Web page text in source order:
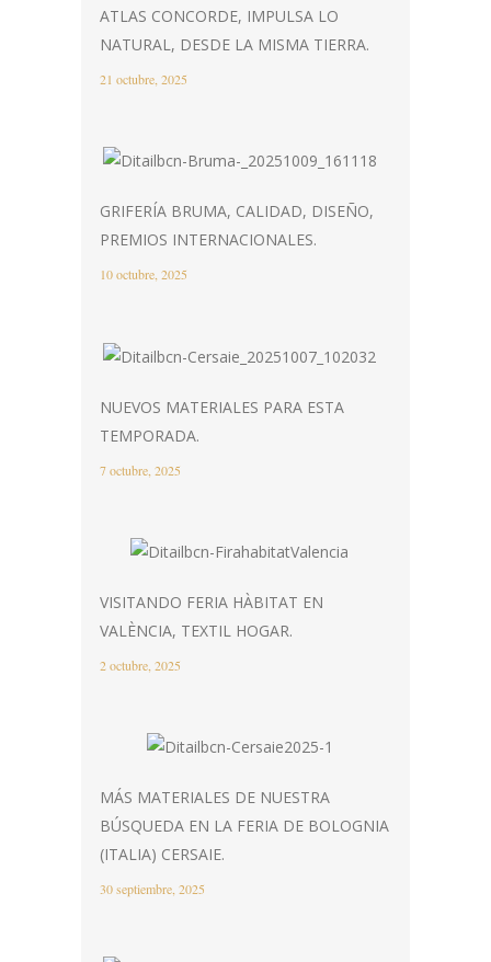
ATLAS CONCORDE, IMPULSA LO
NATURAL, DESDE LA MISMA TIERRA.
21 octubre, 2025
GRIFERÍA BRUMA, CALIDAD, DISEÑO,
PREMIOS INTERNACIONALES.
10 octubre, 2025
NUEVOS MATERIALES PARA ESTA
TEMPORADA.
7 octubre, 2025
VISITANDO FERIA HÀBITAT EN
VALÈNCIA, TEXTIL HOGAR.
2 octubre, 2025
MÁS MATERIALES DE NUESTRA
BÚSQUEDA EN LA FERIA DE BOLOGNIA
(ITALIA) CERSAIE.
30 septiembre, 2025